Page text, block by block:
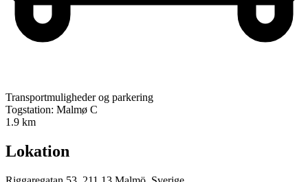
Transportmuligheder og parkering
Togstation: Malmø C
1.9 km
Lokation